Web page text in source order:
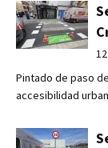
Pintado de paso
accesibilidad